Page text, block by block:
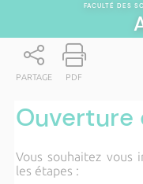
FACULTÉ DES
PARTAGE PDF
Ouverture
Vous souhaitez vous
les étapes :